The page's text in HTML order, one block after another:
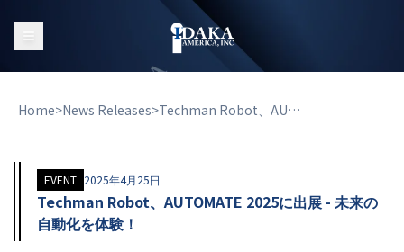
Home>News Releases> Techman Robot、AUTOMATE 2025に出展 - 未来の自動化を体験！
EVENT 2025年4月25日
Techman Robot、AUTOMATE 2025に出展 - 未来の
自動化を体験！